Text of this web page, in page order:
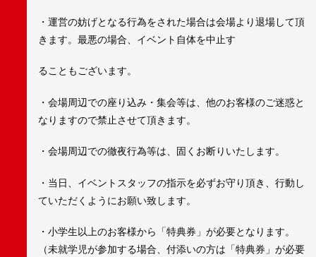
・運営の妨げとなる行為をされた場合は会場より退場して頂
きます。最悪の場合、イベント自体を中止す
ることもございます。
・会場周辺での座り込み・集会等は、他のお客様のご迷惑と
なりますので禁止させて頂きます。
・会場周辺での徹夜行為等は、固くお断りいたします。
・当日、イベントスタッフの指示を必ずお守り頂き、行動し
ていただくようにお願い致します。
・小学生以上のお客様から「特典券」が必要となります。
（未就学児が参加する場合、付添いの方は「特典券」が必要